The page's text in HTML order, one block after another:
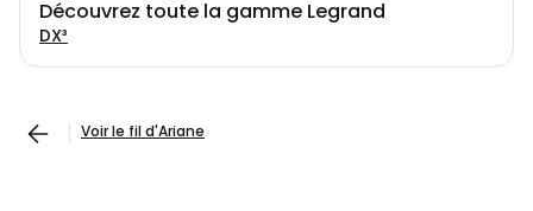
Découvrez toute la gamme Legrand
DX³
Voir le fil d'Ariane